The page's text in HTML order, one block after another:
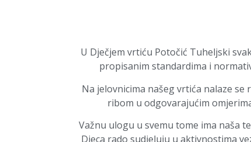
U Dječjem vrtiću Potočić Tuheljski
propisanim standardima i
Na jelovnicima našeg vrtića nalaze
ribom u odgovarajućim
Važnu ulogu u svemu tome ima naša
Djeca rado sudjeluju u aktivnostima